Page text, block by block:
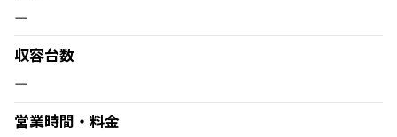
ー
収容台数
ー
営業時間・料金